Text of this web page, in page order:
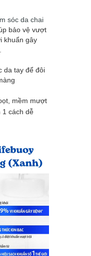
sóc da chai
bảo vệ vượt
khuẩn gây
da tay để đôi
mềm mượt
1 cách dễ